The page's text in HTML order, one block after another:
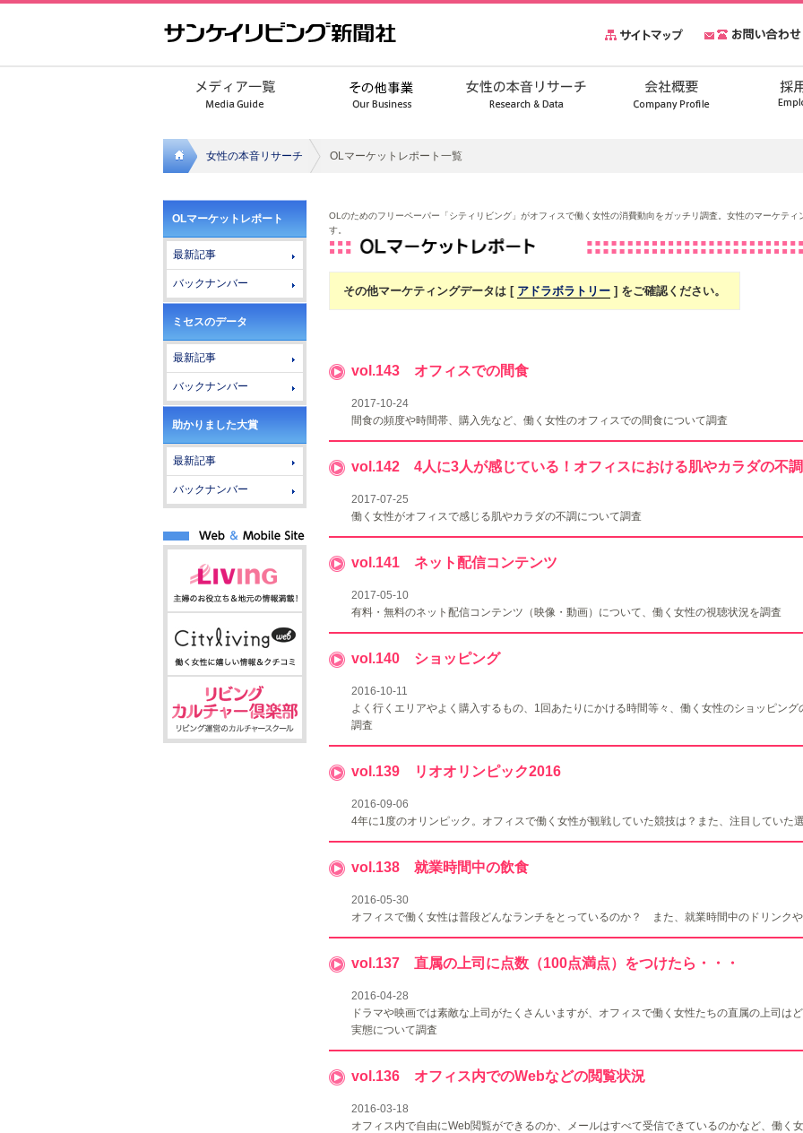
イリビ
ング新
女性の本音リサーチ OLマーケットレポート一覧
OLマーケットレポート
最新記事
バックナンバー
ミセスのデータ
最新記事
バックナンバー
助かりました大賞
最新記事
バックナンバー
OLのためのフリーペーパー「シティリビング」がオフィスで働く女性の消費動向をガッチリ調査。女性のマーケティ
す。
その他マーケティングデータは [ アドラボラトリー ] をご確認ください。
vol.143 オフィスでの間食
2017-10-24
間食の頻度や時間帯、購入先など、働く女性のオフィスでの間食について調査
vol.142 4人に3人が感じている！オフィスにおける肌やカラダの不調
2017-07-25
働く女性がオフィスで感じる肌やカラダの不調について調査
vol.141 ネット配信コンテンツ
2017-05-10
有料・無料のネット配信コンテンツ（映像・動画）について、働く女性の視聴状況を調査
vol.140 ショッピング
2016-10-11
よく行くエリアやよく購入するもの、1回あたりにかける時間等々、働く女性のショッピング
調査
vol.139 リオオリンピック2016
2016-09-06
4年に1度のオリンピック。オフィスで働く女性が観戦していた競技は？また、注目していた
vol.138 就業時間中の飲食
2016-05-30
オフィスで働く女性は普段どんなランチをとっているのか？ また、就業時間中のドリンク
vol.137 直属の上司に点数（100点満点）をつけたら・・・
2016-04-28
ドラマや映画では素敵な上司がたくさんいますが、オフィスで働く女性たちの直属の上司は
実態について調査
vol.136 オフィス内でのWebなどの閲覧状況
2016-03-18
オフィス内で自由にWeb閲覧ができるのか、メールはすべて受信できているのかなど、働く